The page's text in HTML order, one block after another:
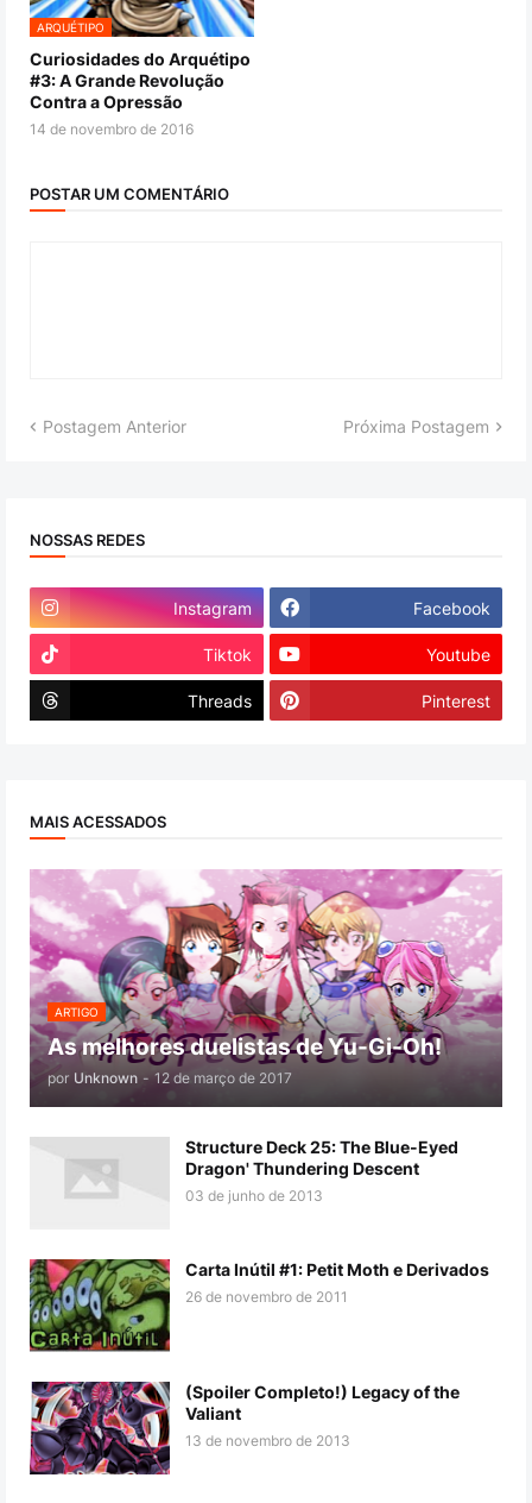
ARQUÉTIPO
Curiosidades do Arquétipo
#3: A Grande Revolução
Contra a Opressão
14 de novembro de 2016
POSTAR UM COMENTÁRIO
Postagem Anterior Próxima Postagem
NOSSAS REDES
Instagram Facebook
Tiktok Youtube
Threads Pinterest
MAIS ACESSADOS
ARTIGO
As melhores duelistas de Yu-Gi-Oh!
por Unknown - 12 de março de 2017
Structure Deck 25: The Blue-Eyed
Dragon' Thundering Descent
03 de junho de 2013
Carta Inútil #1: Petit Moth e Derivados
26 de novembro de 2011
(Spoiler Completo!) Legacy of the
Valiant
13 de novembro de 2013